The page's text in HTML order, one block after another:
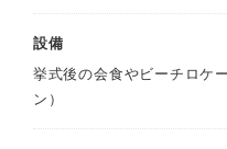
設備
挙式後の会食やビーチロケ
ン）